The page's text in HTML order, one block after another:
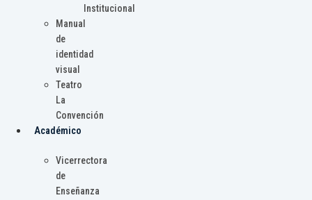
Institucional
Manual
de
identidad
visual
Teatro
La
Convención
Académico
Vicerrectora
de
Enseñanza